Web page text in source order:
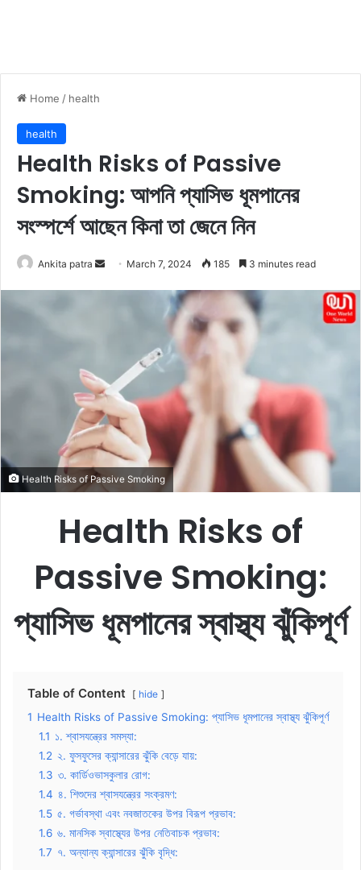
Home / health
health
Health Risks of Passive
Smoking: আপনি প্যাসিভ ধূমপানের
সংস্পর্শে আছেন কিনা তা জেনে নিন
Ankita patra
e
m
a
March 7, 2024 185 3 minutes read
Health Risks of Passive Smoking
Health Risks of
Passive Smoking:
প্যাসিভ ধূমপানের স্বাস্থ্য ঝুঁকিপূর্ণ
Table of Content hide
1 Health Risks of Passive Smoking: প্যাসিভ ধূমপানের স্বাস্থ্য ঝুঁকিপূর্ণ
1.1 ১. শ্বাসযন্ত্রের সমস্যা:
1.2 ২. ফুসফুসের ক্যান্সারের ঝুঁকি বেড়ে যায়:
1.3 ৩. কার্ডিওভাসকুলার রোগ:
1.4 ৪. শিশুদের শ্বাসযন্ত্রের সংক্রমণ:
1.5 ৫. গর্ভাবস্থা এবং নবজাতকের উপর বিরূপ প্রভাব:
1.6 ৬. মানসিক স্বাস্থ্যের উপর নেতিবাচক প্রভাব:
1.7 ৭. অন্যান্য ক্যান্সারের ঝুঁকি বৃদ্ধি: